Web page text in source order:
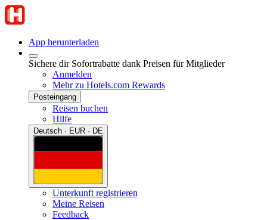
App herunterladen
Sichere dir Sofortrabatte dank Preisen für Mitglieder
Anmelden
Mehr zu Hotels.com Rewards
Posteingang
Reisen buchen
Hilfe
Deutsch · EUR · DE
Unterkunft registrieren
Meine Reisen
Feedback